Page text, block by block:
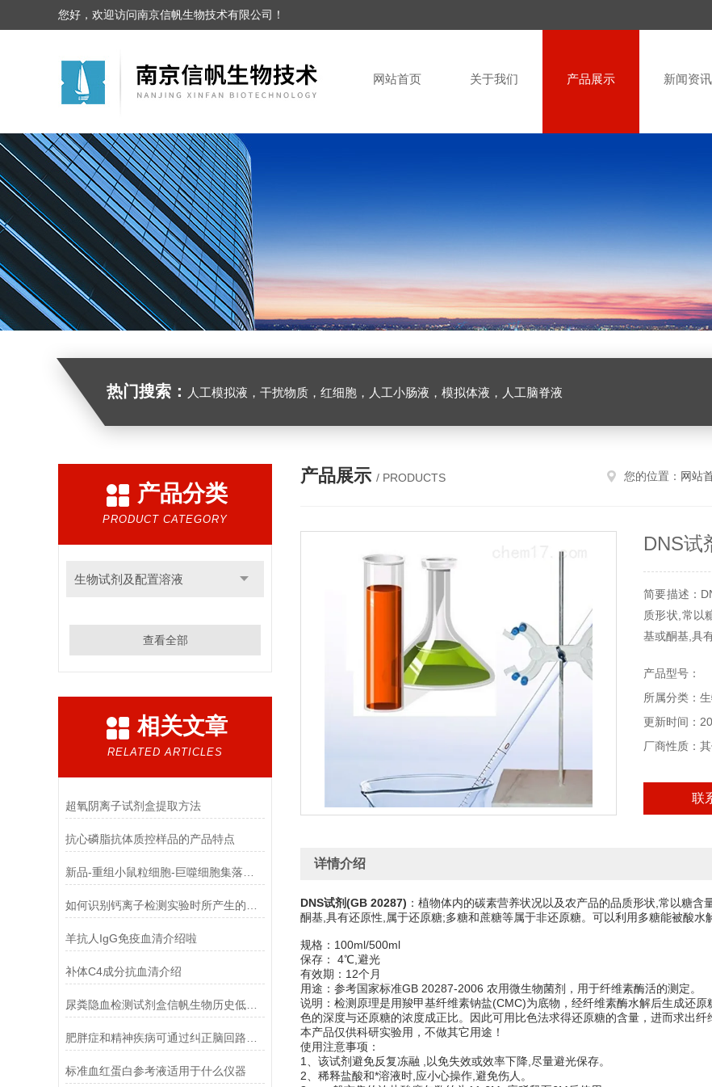
您好，欢迎访问南京信帆生物技术有限公司！
网站首页 关于我们 产品展示 新闻资讯
热门搜索： 人工模拟液，干扰物质，红细胞，人工小肠液，模拟体液，人工脑脊液
产品分类
PRODUCT CATEGORY
生物试剂及配置溶液
查看全部
相关文章
RELATED ARTICLES
超氧阴离子试剂盒提取方法
抗心磷脂抗体质控样品的产品特点
羊抗人IgG免疫血清介绍啦
补体C4成分抗血清介绍
尿粪隐血检测试剂盒信帆生物历史低，*！
标准血红蛋白参考液适用于什么仪器
产品展示 / PRODUCTS 您的位置： 网站
DNS试
简要描述：
质形状,常以
基或酮基,具
本产品仅供
产品型号：
所属分类：
更新时间：
厂商性质：
联
详情介绍
DNS试剂(GB 20287) ：植物体内的碳素营养状况以及农产品的品质形状,常以糖
酮基,具有还原性,属于还原糖;多糖和蔗糖等属于非还原糖。可以利用多糖能被酸水
规格：100ml/500ml
保存： 4℃,避光
有效期：12个月
用途：参考国家标准GB 20287-2006 农用微生物菌剂，用于纤维素酶活的测定。
说明：检测原理是用羧甲基纤维素钠盐(CMC)为底物，经纤维素酶水解后生成还
色的深度与还原糖的浓度成正比。因此可用比色法求得还原糖的含量，进而求出纤
本产品仅供科研实验用，不做其它用途！
使用注意事项：
1、该试剂避免反复冻融 ,以免失效或效率下降,尽量避光保存。
2、稀释盐酸和*溶液时,应小心操作,避免伤人。